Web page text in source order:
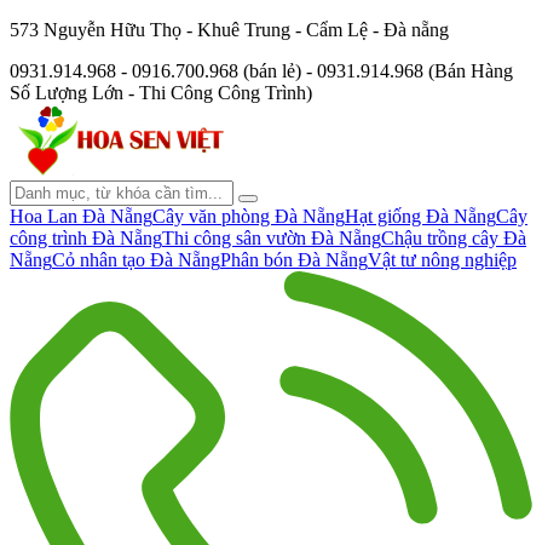
573 Nguyễn Hữu Thọ - Khuê Trung - Cẩm Lệ - Đà nẵng
0931.914.968 - 0916.700.968 (bán lẻ) - 0931.914.968 (Bán Hàng
Số Lượng Lớn - Thi Công Công Trình)
Hoa Lan Đà NẵngCây văn phòng Đà NẵngHạt giống Đà NẵngCây
công trình Đà NẵngThi công sân vườn Đà NẵngChậu trồng cây Đà
NẵngCỏ nhân tạo Đà NẵngPhân bón Đà NẵngVật tư nông nghiệp